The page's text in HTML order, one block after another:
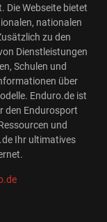
Webseite bietet
nationalen
zu den
Dienstleistungen
Schulen und
über
Enduro.de ist
den Endurosport
und
Ihr ultimatives